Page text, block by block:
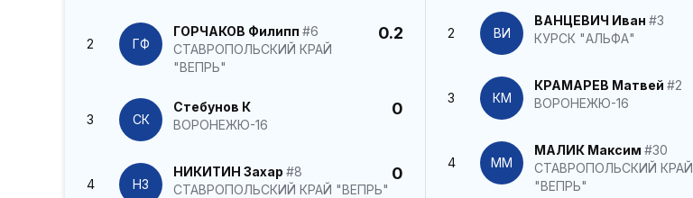
2 ГФ
ГОРЧАКОВ Филипп #6
СТАВРОПОЛЬСКИЙ КРАЙ
"ВЕПРЬ"
0.2
3 СК
Стебунов К
ВОРОНЕЖЮ-16
0
4 НЗ
НИКИТИН Захар #8
СТАВРОПОЛЬСКИЙ КРАЙ "ВЕПРЬ"
0
2 ВИ
ВАНЦЕВИЧ Иван#3
КУРСК "АЛЬФА"
3 КМ
КРАМАРЕВ Матвей#2
ВОРОНЕЖЮ-16
4 ММ
МАЛИК Максим#30
СТАВРОПОЛЬСКИЙ КРАЙ
"ВЕПРЬ"